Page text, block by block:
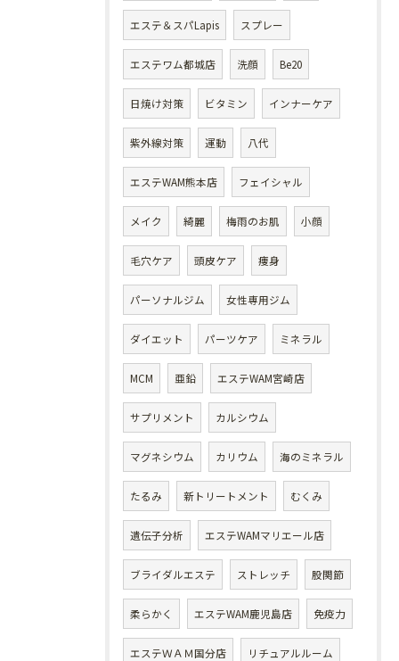
エステ＆スパLapis スプレー
エステワム都城店 洗顔 Be20
日焼け対策 ビタミン インナーケア
紫外線対策 運動 八代
エステWAM熊本店 フェイシャル
メイク 綺麗 梅雨のお肌 小顔
毛穴ケア 頭皮ケア 痩身
パーソナルジム 女性専用ジム
ダイエット パーツケア ミネラル
MCM 亜鉛 エステWAM宮崎店
サプリメント カルシウム
マグネシウム カリウム 海のミネラル
たるみ 新トリートメント むくみ
遺伝子分析 エステWAMマリエール店
ブライダルエステ ストレッチ 股関節
柔らかく エステWAM鹿児島店 免疫力
エステＷＡＭ国分店 リチュアルルーム